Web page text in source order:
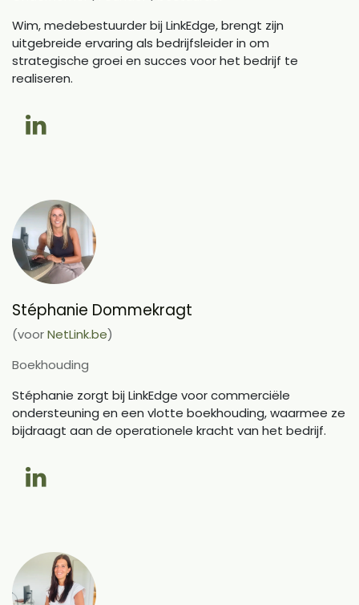
Wim, medebestuurder bij LinkEdge, brengt zijn
uitgebreide ervaring als bedrijfsleider in om
strategische groei en succes voor het bedrijf te
realiseren.
Stéphanie Dommekragt
(voorNetLink.be)
Boekhouding
Stéphanie zorgt bij LinkEdge voor commerciële
ondersteuning en een vlotte boekhouding, waarmee ze
bijdraagt aan de operationele kracht van het bedrijf.